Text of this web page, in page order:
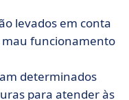
levados em conta
mau funcionamento
determinados
para atender às